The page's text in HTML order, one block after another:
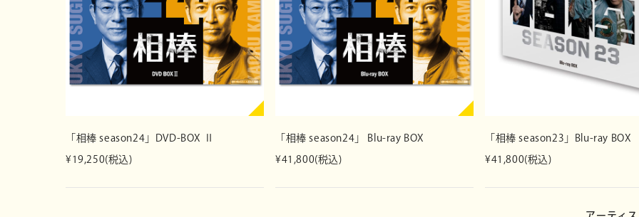
「相棒 season24」DVD-BOX Ⅱ
¥19,250(税込)
「相棒 season24」 Blu-ray BOX
¥41,800(税込)
「相棒 season23」Blu-ray BOX
¥41,800(税込)